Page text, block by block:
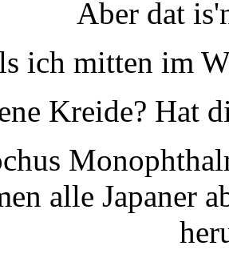
Aber dat
ich mitten im
Kreide? Hat
alle Japaner